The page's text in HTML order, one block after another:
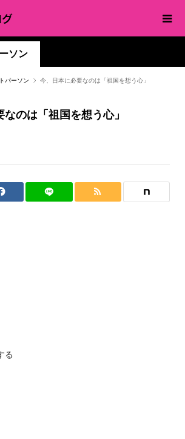
ソン
パーソン 今、日本に必要なのは「祖国を想う心」
のは「祖国を想う心」
る